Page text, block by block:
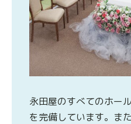
永田屋のすべてのホー
を完備しています。ま